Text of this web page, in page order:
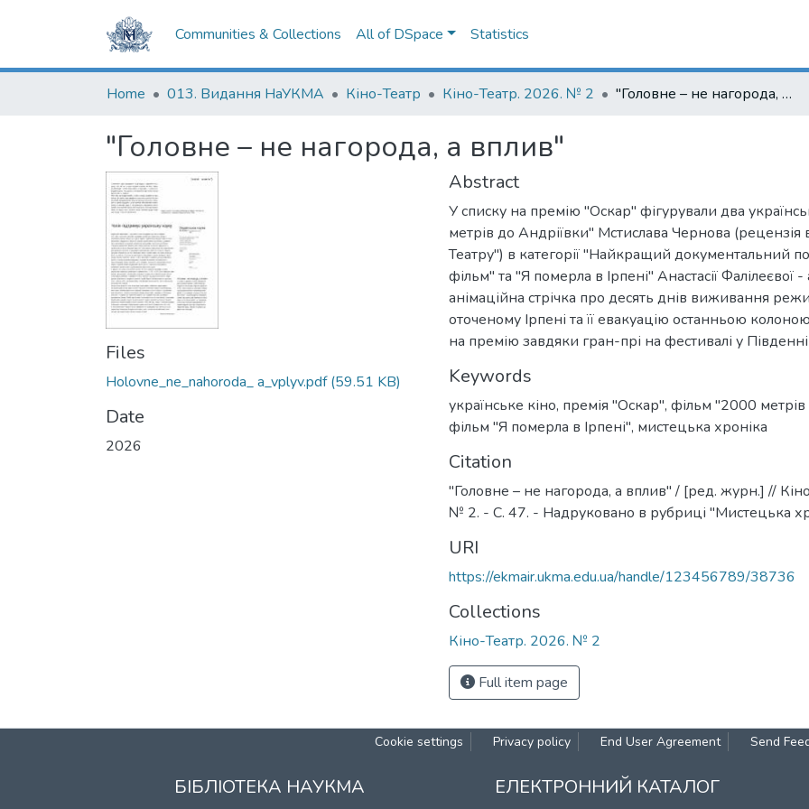
Communities & Collections All of DSpace Statistics
Home 013. Видання НаУКМА Кіно-Театр Кіно-Театр. 2026. № 2 "Головне – не нагорода, а вплив"
"Головне – не нагорода, а вплив"
Files
Holovne_ne_nahoroda_ a_vplyv.pdf(59.51 KB)
Date
2026
Abstract
У списку на премію "Оскар" фігурували два
метрів до Андріївки" Мстислава Чернова
Театру") в категорії "Найкращий документальний
фільм" та "Я померла в Ірпені" Анастасії Фалілеєвої -
анімаційна стрічка про десять днів виживання
оточеному Ірпені та її евакуацію останньою
на премію завдяки гран-прі на фестивалі у
Keywords
українське кіно, премія "Оскар", фільм "2000
фільм "Я померла в Ірпені", мистецька хроніка
Citation
"Головне – не нагорода, а вплив" / [ред. журн.] //
№ 2. - C. 47. - Надруковано в рубриці "Мистецька
URI
https://ekmair.ukma.edu.ua/handle/123456789/38736
Collections
Кіно-Театр. 2026. № 2
Full item page
Cookie settings Privacy policy End User Agreement Send
БІБЛІОТЕКА НАУКМА ЕЛЕКТРОННИЙ КАТАЛОГ